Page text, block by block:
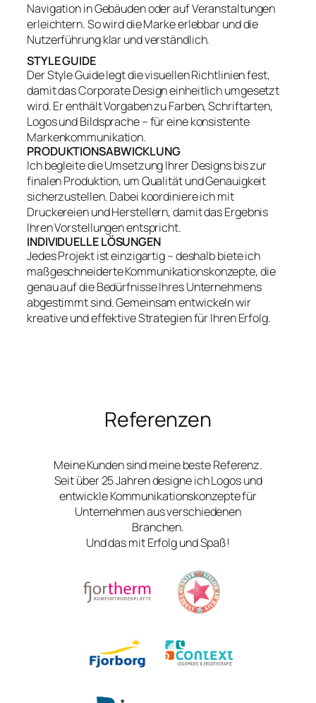
Navigation in Gebäuden oder auf Veranstaltungen
erleichtern. So wird die Marke erlebbar und die
Nutzerführung klar und verständlich.
STYLE GUIDE
Der Style Guide legt die visuellen Richtlinien fest,
damit das Corporate Design einheitlich umgesetzt
wird. Er enthält Vorgaben zu Farben, Schriftarten,
Logos und Bildsprache – für eine konsistente
Markenkommunikation.
PRODUKTIONSABWICKLUNG
Ich begleite die Umsetzung Ihrer Designs bis zur
finalen Produktion, um Qualität und Genauigkeit
sicherzustellen. Dabei koordiniere ich mit
Druckereien und Herstellern, damit das Ergebnis
Ihren Vorstellungen entspricht.
INDIVIDUELLE LÖSUNGEN
Jedes Projekt ist einzigartig – deshalb biete ich
maßgeschneiderte Kommunikationskonzepte, die
genau auf die Bedürfnisse Ihres Unternehmens
abgestimmt sind. Gemeinsam entwickeln wir
kreative und effektive Strategien für Ihren Erfolg.
Referenzen
Meine Kunden sind meine beste Referenz.
Seit über 25 Jahren designe ich Logos und
entwickle Kommunikationskonzepte für
Unternehmen aus verschiedenen
Branchen.
Und das mit Erfolg und Spaß!